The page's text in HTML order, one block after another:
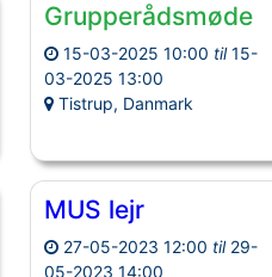
Grupperådsmøde
15-03-2025 10:00 til 15-
03-2025 13:00
Tistrup, Danmark
MUS lejr
27-05-2023 12:00 til 29-
05-2023 14:00